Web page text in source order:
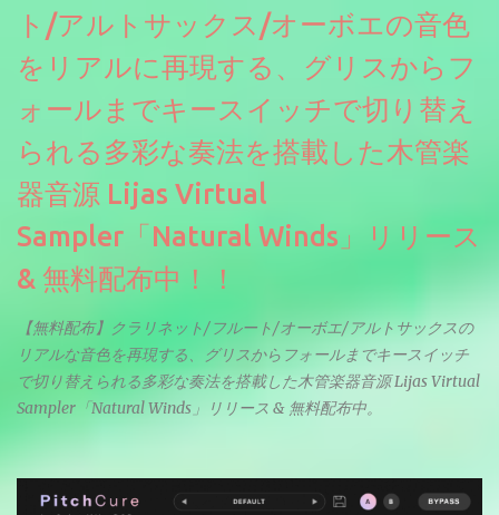
ト/アルトサックス/オーボエの音色
をリアルに再現する、グリスからフ
ォールまでキースイッチで切り替え
られる多彩な奏法を搭載した木管楽
器音源 Lijas Virtual
Sampler「Natural Winds」リリース
& 無料配布中！！
【無料配布】クラリネット/フルート/オーボエ/アルトサックスの
リアルな音色を再現する、グリスからフォールまでキースイッチ
で切り替えられる多彩な奏法を搭載した木管楽器音源 Lijas Virtual
Sampler「Natural Winds」リリース & 無料配布中。